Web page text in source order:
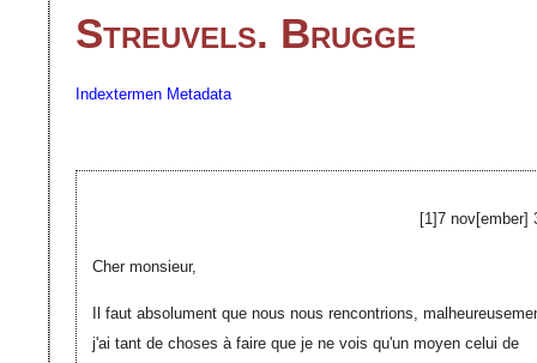
Streuvels. Brugge
Indextermen Metadata
[1]7 nov[ember]
Cher monsieur,
Il faut absolument que nous nous rencontrions,
j'ai tant de choses à faire que je ne vois qu'un moyen celui de